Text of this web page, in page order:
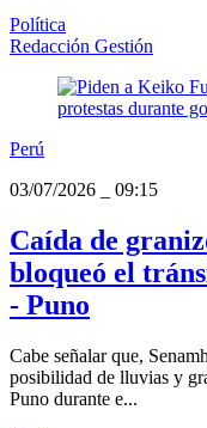
Política
Redacción Gestión
Perú
03/07/2026
09:15
Caída de
bloqueó el
- Puno
Cabe señalar que,
posibilidad de lluvias y
Puno durante e...